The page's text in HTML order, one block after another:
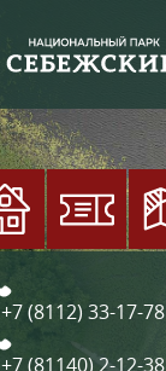
+7 (8112) 33-17-78
+7 (81140) 2-12-38